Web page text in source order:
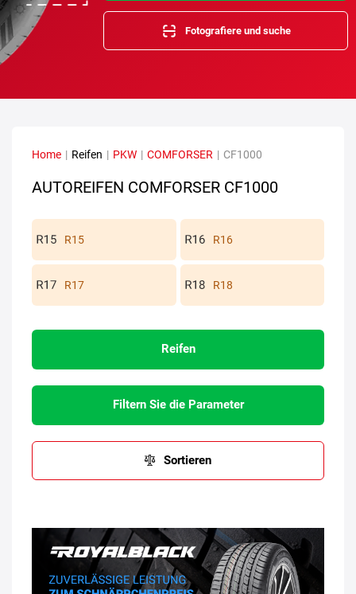
Fotografiere und suche
Home | Reifen | PKW | COMFORSER | CF1000
AUTOREIFEN COMFORSER CF1000
R15 R16
R17 R18
Reifen
Filtern Sie die Parameter
Sortieren